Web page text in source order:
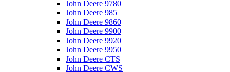
John Deere 9780
John Deere 985
John Deere 9860
John Deere 9900
John Deere 9920
John Deere 9950
John Deere CTS
John Deere CWS